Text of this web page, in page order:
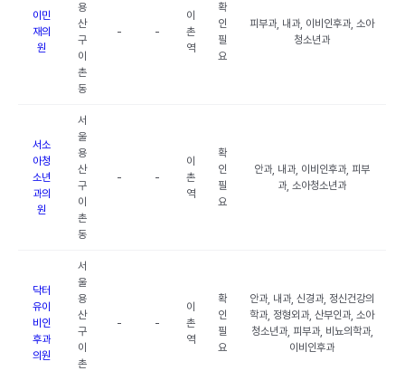
이민
재의
원
용
산
구
이
촌
동
- -
이
촌
역
확
인
필
요
피부과, 내과, 이비인후과, 소아
청소년과
서소
아청
소년
과의
원
서
울
용
산
구
이
촌
동
- -
이
촌
역
확
인
필
요
안과, 내과, 이비인후과, 피부
과, 소아청소년과
닥터
유이
비인
후과
의원
서
울
용
산
구
이
촌
- -
이
촌
역
확
인
필
요
안과, 내과, 신경과, 정신건강의
학과, 정형외과, 산부인과, 소아
청소년과, 피부과, 비뇨의학과,
이비인후과